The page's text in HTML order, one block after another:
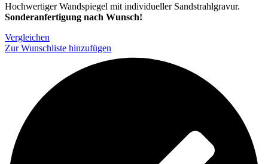
Hochwertiger Wandspiegel mit individueller Sandstrahlgravur.
Sonderanfertigung nach Wunsch!
Vergleichen
Zur Wunschliste hinzufügen